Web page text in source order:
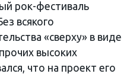
рок-фестиваль
всякого
«сверху» в виде
высоких
что на проект его